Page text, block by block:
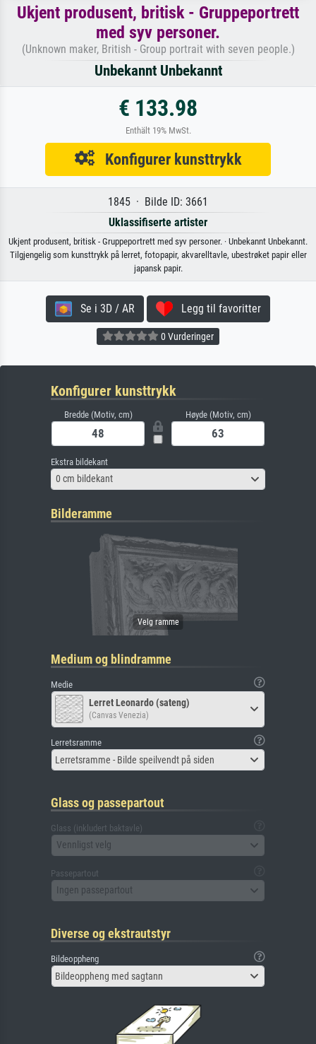
Ukjent produsent, britisk - Gruppeportrett
med syv personer.
(Unknown maker, British - Group portrait with seven people.)
Unbekannt Unbekannt
€ 133.98
Enthält 19% MwSt.
Konfigurer kunsttrykk
1845 · Bilde ID: 3661
Uklassifiserte artister
Ukjent produsent, britisk - Gruppeportrett med syv personer. · Unbekannt Unbekannt.
Tilgjengelig som kunsttrykk på lerret, fotopapir, akvarelltavle, ubestrøket papir eller
japansk papir.
Se i 3D / AR Legg til favoritter
0 Vurderinger
Konfigurer kunsttrykk
Bredde (Motiv, cm) Høyde (Motiv, cm)
Ekstra bildekant
0 cm bildekant
Bilderamme
Medium og blindramme
Medie
Lerret Leonardo (sateng)
(Canvas Venezia)
Lerretsramme
Lerretsramme - Bilde speilvendt på siden
Glass og passepartout
Glass (inkludert baktavle)
Vennligst velg
Passepartout
Ingen passepartout
Diverse og ekstrautstyr
Bildeoppheng
Bildeoppheng med sagtann